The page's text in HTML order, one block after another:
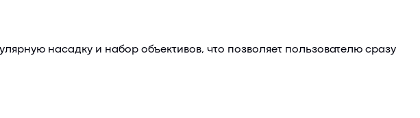
насадку и набор объективов, что позволяет пользователю сразу